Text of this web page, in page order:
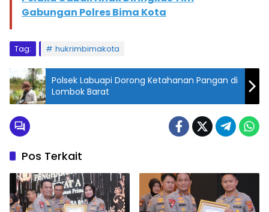
Gabungan Polres Bima Kota
Tag: hukrimbimakota
Polsek Labuapi Dorong Ketahanan Pangan di
Lombok Barat
Pos Terkait